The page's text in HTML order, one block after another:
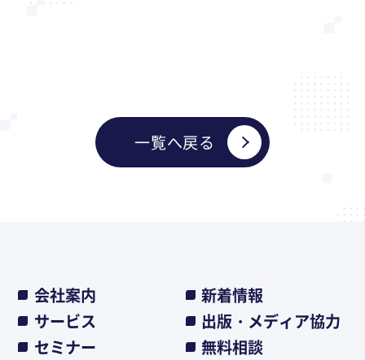
一覧へ戻る
会社案内
新着情報
サービス
出版・メディア協力
セミナー
無料相談